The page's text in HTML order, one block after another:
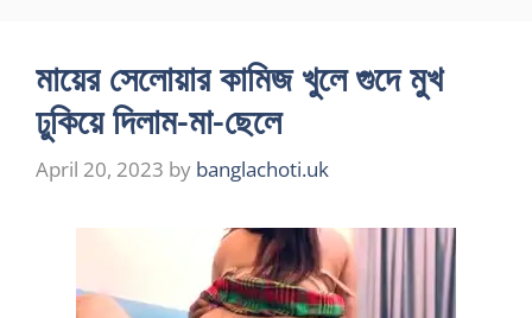
মায়ের সেলোয়ার কামিজ খুলে গুদে মুখ
ঢুকিয়ে দিলাম-মা-ছেলে
April 20, 2023 by banglachoti.uk